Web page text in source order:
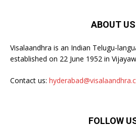
ABOUT US
Visalaandhra is an Indian Telugu-
established on 22 June 1952 in
Contact us:
FOLLOW